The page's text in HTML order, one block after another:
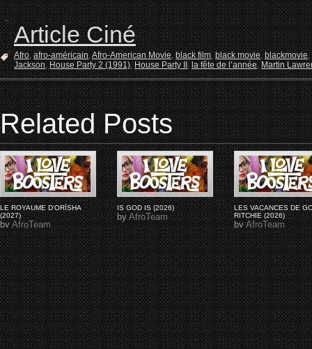
Article Ciné
Afro,afro-américain,Afro-American Movie,black film,black movie,blackmovie,
Jackson,House Party 2 (1991),House Party II,la fête de l’année,Martin
Related Posts
LE ROYAUME D'ORÏSHA
(2027)
byAfroTeam
IS GOD IS (2026)
byAfroTeam
LES VACANCES DE
RITCHIE (2026)
byAfroTeam